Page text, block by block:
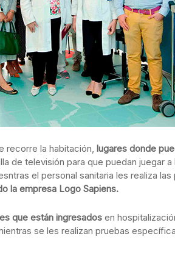
recorre la habitación, lugares donde
de televisión para que puedan juegar a
el personal sanitaria les realiza las
la empresa Logo Sapiens.
que están ingresados en
se les realizan pruebas